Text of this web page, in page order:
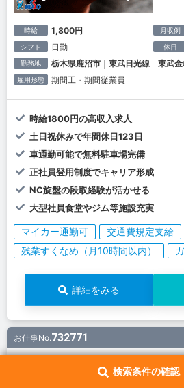
検索条件の確認
時給 1,800円 月収例
シフト 日勤 休日
勤務地 栃木県鹿沼市｜東武日光線 東武金
雇用形態 期間工・期間従業員
時給1800円の高収入求人
土日祝休みで年間休日123日
車通勤可能で無料駐車場完備
正社員登用制度でキャリア形成
NC旋盤の段取経験が活かせる
大型社員食堂やジム等施設充実
マイカー通勤可
交通費規定支給
残業すくなめ（月10時間以内）
詳細をみる
お仕事No.732771
CO2半自動溶接機を使用して鉄
部溶接業務です。